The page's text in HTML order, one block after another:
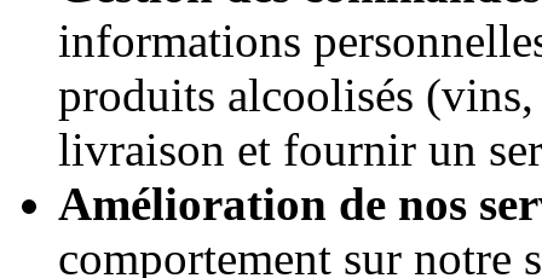
informations
produits alcoolisés
livraison et fournir un
Amélioration de nos
comportement sur notre